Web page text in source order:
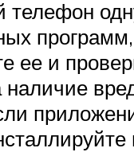
программ,
ее и
наличие